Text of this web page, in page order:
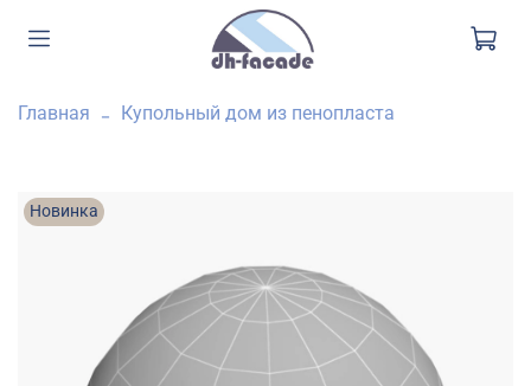
Главная Купольный дом из пенопласта
Новинка